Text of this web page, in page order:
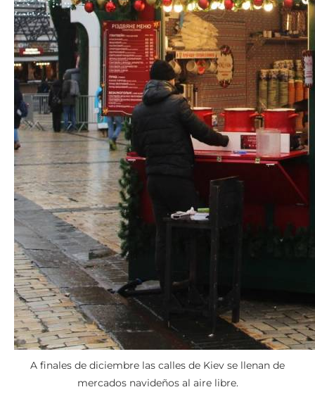
A finales de diciembre las calles de Kiev se llenan de
mercados navideños al aire libre.